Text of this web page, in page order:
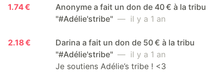
1.74 €
Anonyme a fait un don de 40 € à la tribu
"#Adélie'stribe" — il y a 1 an
2.18 €
Darina a fait un don de 50 € à la tribu
"#Adélie'stribe" — il y a 1 an
Je soutiens Adélie’s tribe ! <3